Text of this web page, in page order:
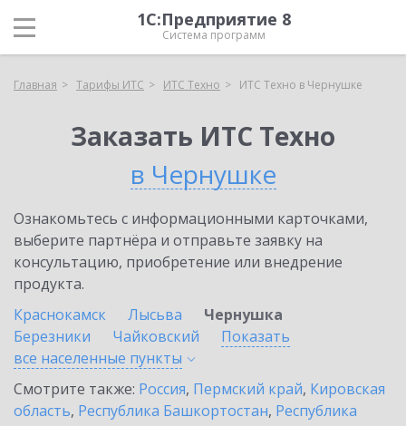
1С:Предприятие 8
Система программ
Главная Тарифы ИТС ИТС Техно ИТС Техно в Чернушке
Заказать ИТС Техно
в Чернушке
Ознакомьтесь с информационными карточками,
выберите партнёра и отправьте заявку на
консультацию, приобретение или внедрение
продукта.
Краснокамск
Лысьва
Чернушка
Березники
Чайковский
Показать
все населенные пункты
Смотрите также: Россия, Пермский край, Кировская
область, Республика Башкортостан, Республика